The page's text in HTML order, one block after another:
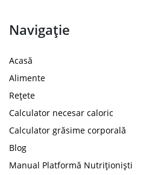
Navigație
Acasă
Alimente
Rețete
Calculator necesar caloric
Calculator grăsime corporală
Blog
Manual Platformă Nutriționiști